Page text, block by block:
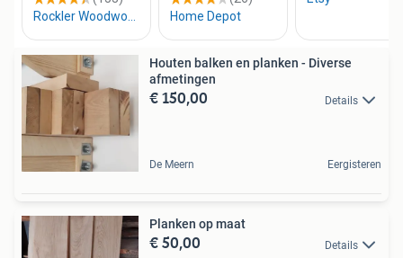
Houten balken en planken - Diverse
afmetingen
€ 150,00 Details
De Meern Eergisteren
Planken op maat
€ 50,00 Details